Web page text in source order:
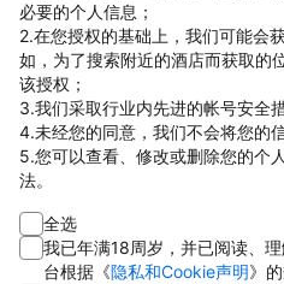
必要的个人信息；
2.在您授权的基础上，我们可能会
如，为了搜索附近的酒店而获取的
该授权；
3.我们采取行业内先进的帐号安全
4.未经您的同意，我们不会将您的
5.您可以查看、修改或删除您的个
法。
全选
我已年满18周岁，并已阅读、
台根据《隐私和Cookie声明》